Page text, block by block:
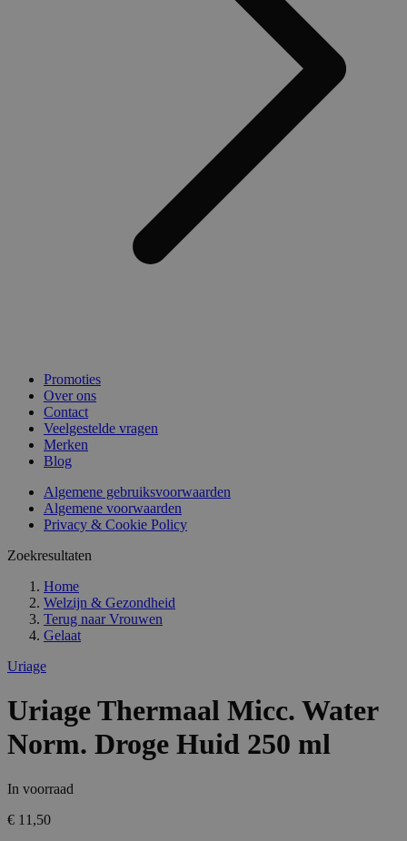
Promoties
Over ons
Contact
Veelgestelde vragen
Merken
Blog
Algemene gebruiksvoorwaarden
Algemene voorwaarden
Privacy & Cookie Policy
Zoekresultaten
Home
Welzijn & Gezondheid
Terug naar Vrouwen
Gelaat
Uriage
Uriage Thermaal Micc. Water
Norm. Droge Huid 250 ml
In voorraad
€ 11,50